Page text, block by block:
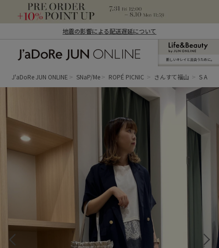
地震の影響による配送遅延について
ン オンライン）
新しいキレイと出合うために。
J'aDoRe JUN ONLINE SNaP/Me ROPÉ PICNIC さんすて福山 S A K I